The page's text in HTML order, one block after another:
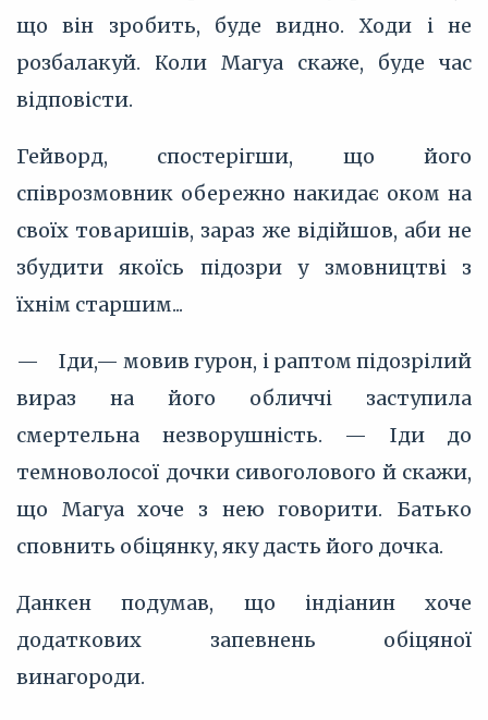
що він зробить, буде видно. Ходи і не
розбалакуй. Коли Магуа скаже, буде час
відповісти.
Гейворд, спостерігши, що його
співрозмовник обережно накидає оком на
своїх товаришів, зараз же відійшов, аби не
збудити якоїсь підозри у змовництві з
їхнім старшим...
— Іди,— мовив гурон, і раптом підозрілий
вираз на його обличчі заступила
смертельна незворушність. — Іди до
темноволосої дочки сивоголового й скажи,
що Магуа хоче з нею говорити. Батько
сповнить обіцянку, яку дасть його дочка.
Данкен подумав, що індіанин хоче
додаткових запевнень обіцяної
винагороди.